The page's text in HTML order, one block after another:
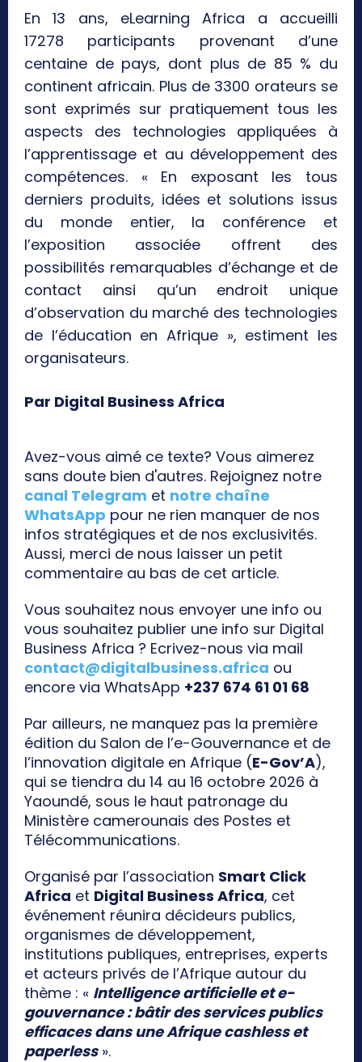
En 13 ans, eLearning Africa a accueilli
17278 participants provenant d’une
centaine de pays, dont plus de 85 % du
continent africain. Plus de 3300 orateurs se
sont exprimés sur pratiquement tous les
aspects des technologies appliquées à
l’apprentissage et au développement des
compétences. « En exposant les tous
derniers produits, idées et solutions issus
du monde entier, la conférence et
l’exposition associée offrent des
possibilités remarquables d’échange et de
contact ainsi qu’un endroit unique
d’observation du marché des technologies
de l’éducation en Afrique », estiment les
organisateurs.
Par Digital Business Africa
Avez-vous aimé ce texte? Vous aimerez
sans doute bien d'autres. Rejoignez notre
canal Telegram et notre chaîne
WhatsApp pour ne rien manquer de nos
infos stratégiques et de nos exclusivités.
Aussi, merci de nous laisser un petit
commentaire au bas de cet article.
Vous souhaitez nous envoyer une info ou
vous souhaitez publier une info sur Digital
Business Africa ? Ecrivez-nous via mail
contact@digitalbusiness.africa ou
encore via WhatsApp +237 674 61 01 68
Par ailleurs, ne manquez pas la première
édition du Salon de l’e-Gouvernance et de
l’innovation digitale en Afrique (E-Gov’A),
qui se tiendra du 14 au 16 octobre 2026 à
Yaoundé, sous le haut patronage du
Ministère camerounais des Postes et
Télécommunications.
Organisé par l’association Smart Click
Africa et Digital Business Africa, cet
événement réunira décideurs publics,
organismes de développement,
institutions publiques, entreprises, experts
et acteurs privés de l’Afrique autour du
thème : « Intelligence artificielle et e-
gouvernance : bâtir des services publics
efficaces dans une Afrique cashless et
paperless».